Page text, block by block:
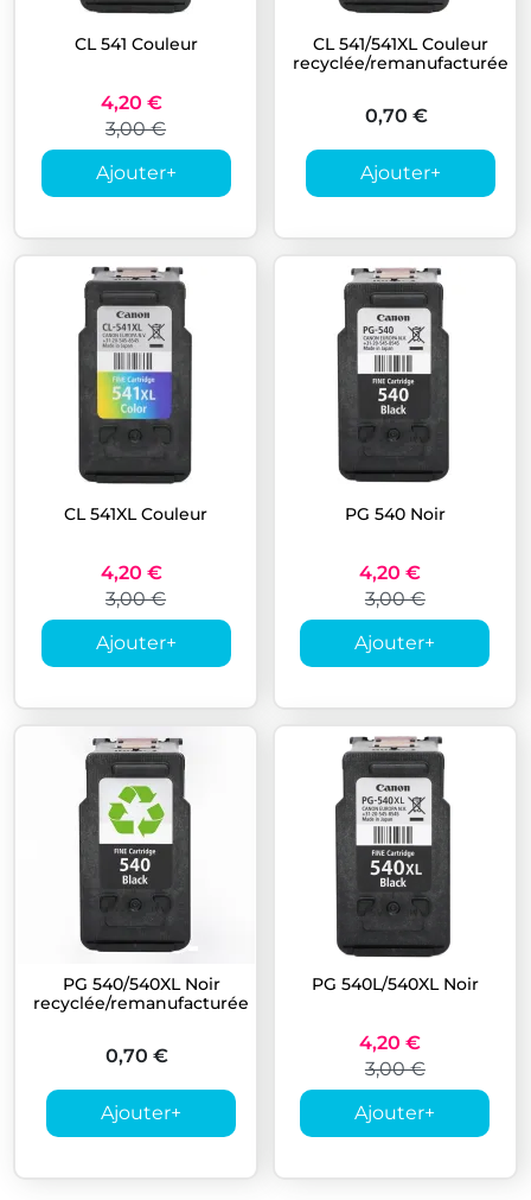
CL 541 Couleur
4,20 €
3,00 €
Ajouter+
CL 541/541XL Couleur
recyclée/remanufacturée
0,70 €
Ajouter+
CL 541XL Couleur
4,20 €
3,00 €
Ajouter+
PG 540 Noir
4,20 €
3,00 €
Ajouter+
PG 540/540XL Noir
recyclée/remanufacturée
0,70 €
Ajouter+
PG 540L/540XL Noir
4,20 €
3,00 €
Ajouter+